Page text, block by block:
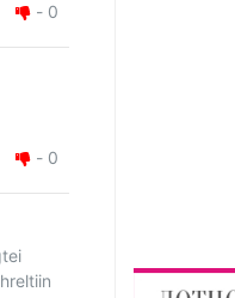
- 0
- 0